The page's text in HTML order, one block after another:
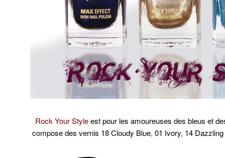
Rock Your Styleest pour les amoureuses des bleus et
compose des vernis 18 Cloudy Blue, 01 Ivory, 14